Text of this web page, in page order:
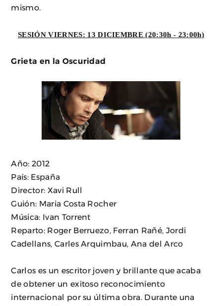
mismo.
SESIÓN VIERNES: 13 DICIEMBRE (20:30h - 23:00h)
Grieta en la Oscuridad
Año: 2012
País: España
Director: Xavi Rull
Guión: Maria Costa Rocher
Música: Ivan Torrent
Reparto: Roger Berruezo, Ferran Rañé, Jordi
Cadellans, Carles Arquimbau, Ana del Arco
Carlos es un escritor joven y brillante que acaba
de obtener un exitoso reconocimiento
internacional por su última obra. Durante una